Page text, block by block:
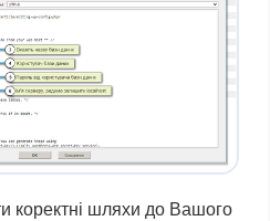
коректні шляхи до Вашого